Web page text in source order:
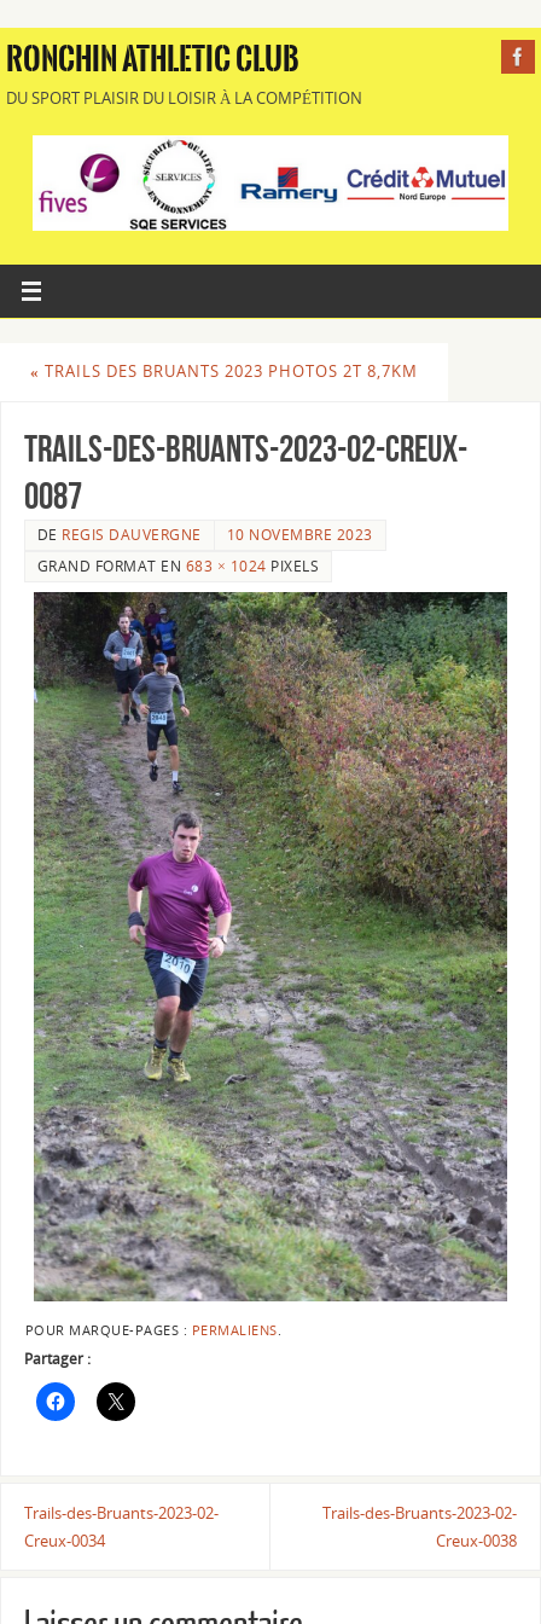
RONCHIN ATHLETIC CLUB
DU SPORT PLAISIR DU LOISIR À LA COMPÉTITION
« TRAILS DES BRUANTS 2023 PHOTOS 2T 8,7KM
Trails-des-Bruants-2023-02-Creux-
0087
DE REGIS DAUVERGNE
10 NOVEMBRE 2023
GRAND FORMAT EN 683 × 1024 PIXELS
POUR MARQUE-PAGES : PERMALIENS
Partager :
Trails-des-Bruants-2023-02-
Creux-0034
Trails-des-Bruants-2023-02-
Creux-0038